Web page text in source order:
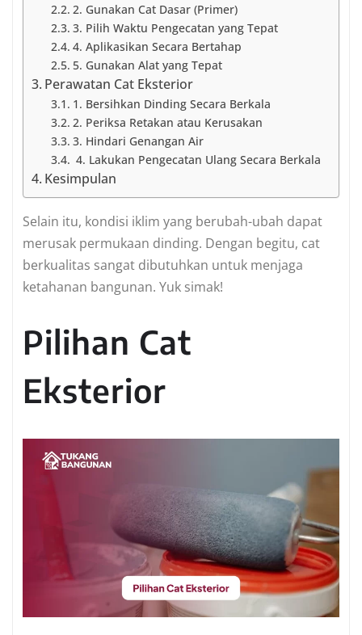
2. Gunakan Cat Dasar (Primer)
3. Pilih Waktu Pengecatan yang Tepat
4. Aplikasikan Secara Bertahap
5. Gunakan Alat yang Tepat
Perawatan Cat Eksterior
1. Bersihkan Dinding Secara Berkala
2. Periksa Retakan atau Kerusakan
3. Hindari Genangan Air
4. Lakukan Pengecatan Ulang Secara Berkala
Kesimpulan
Selain itu, kondisi iklim yang berubah-ubah dapat
merusak permukaan dinding. Dengan begitu, cat
berkualitas sangat dibutuhkan untuk menjaga
ketahanan bangunan. Yuk simak!
Pilihan Cat
Eksterior